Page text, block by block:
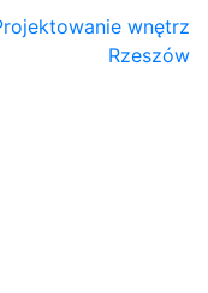
wnętrz
Rzeszów